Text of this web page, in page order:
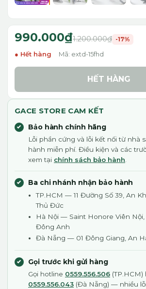
990.000₫1.200.000₫ -17%
Hết hàng Mã: extd-15fhd
HẾT HÀNG
GACE STORE CAM KẾT
Bảo hành chính hãng
Lỗi phần cứng và lỗi kết nối từ nhà
hành miễn phí. Điều kiện và các
xem tại chính sách bảo hành
Ba chi nhánh nhận bảo hành
TP.HCM — 11 Đường Số 39, An
Thủ Đức
Hà Nội — Saint Honore Viên Nội,
Đông Anh
Đà Nẵng — 01 Đông Giang, An
Gọi trước khi gửi hàng
Gọi hotline 0559.556.506 (TP.HCM)
0559.556.043 (Đà Nẵng) — nhiều